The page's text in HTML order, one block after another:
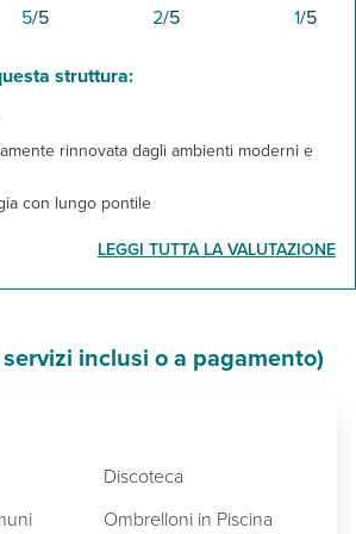
5/5
2/5
1/5
struttura:
rinnovata dagli ambienti moderni e
con lungo pontile
LEGGI TUTTA LA VALUTAZIONE
inclusi o a pagamento)
Discoteca
Ombrelloni in Piscina